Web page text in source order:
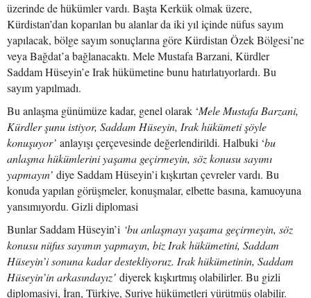
üzerinde de hükümler vardı. Başta Kerkük olmak üzere,
Kürdistan’dan koparılan bu alanlar da iki yıl içinde nüfus sayım
yapılacak, bölge sayım sonuçlarına göre Kürdistan Özek Bölgesi’ne
veya Bağdat’a bağlanacaktı. Mele Mustafa Barzani, Kürdler
Saddam Hüseyin’e Irak hükümetine bunu hatırlatıyorlardı. Bu
sayım yapılmadı.
Bu anlaşma günümüze kadar, genel olarak ‘Mele Mustafa Barzani,
Kürdler şunu istiyor, Saddam Hüseyin, Irak hükümeti şöyle
konuşuyor’ anlayışı çerçevesinde değerlendirildi. Halbuki ‘bu
anlaşma hükümlerini yaşama geçirmeyin, söz konusu sayımı
yapmayın’ diye Saddam Hüseyin’i kışkırtan çevreler vardı. Bu
konuda yapılan görüşmeler, konuşmalar, elbette basına, kamuoyuna
yansımıyordu. Gizli diplomasi
Bunlar Saddam Hüseyin’i ‘bu anlaşmayı yaşama geçirmeyin, söz
konusu nüfus sayımın yapmayın, biz Irak hükümetini, Saddam
Hüseyin’i sonuna kadar destekliyoruz. Irak hükümetinin, Saddam
Hüseyin’in arkasındayız’ diyerek kışkırtmış olabilirler. Bu gizli
diplomasiyi, İran, Türkiye, Suriye hükümetleri yürütmüş olabilir.